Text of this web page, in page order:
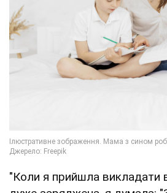
"Коли я прийшла викладати